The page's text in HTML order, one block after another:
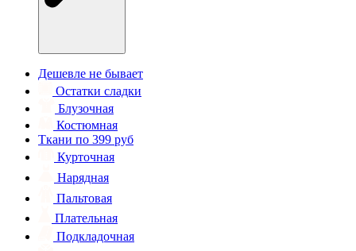
Дешевле не бывает
Остатки сладки
Блузочная
Костюмная
Ткани по 399 руб
Курточная
Нарядная
Пальтовая
Плательная
Подкладочная